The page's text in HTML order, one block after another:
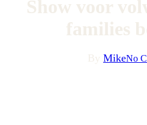
Show voor
families
By MikeNo